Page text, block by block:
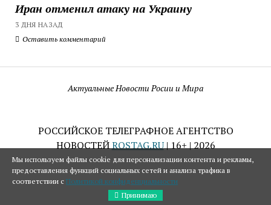
Иран отменил атаку на Украину
3 ДНЯ НАЗАД
Оставить комментарий
Актуальные Новости Росии и Мира
РОССИЙСКОЕ ТЕЛЕГРАФНОЕ АГЕНТСТВО
НОВОСТЕЙROSTAG.RU| 16+ | 2026
Мы используем файлы cookie для персонализации контента и рекламы,
предоставления функций социальных сетей и анализа трафика в
соответствии с Политикой конфиденциальности
Принимаю